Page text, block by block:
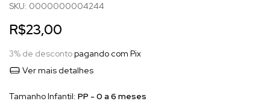
SKU: 0000000004244
R$23,00
3% de descontopagando com Pix
Ver mais detalhes
Tamanho Infantil: PP - 0 a 6 meses